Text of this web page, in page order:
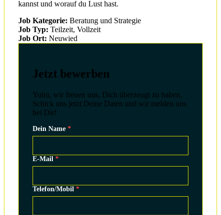
kannst und worauf du Lust hast.
Job Kategorie: Beratung und Strategie
Job Typ: Teilzeit Vollzeit
Job Ort: Neuwied
Jetzt bewerben
Yuhu, wir freuen uns, Dich überzeugt zu haben.
Schick uns jetzt Deine Daten und wir melden uns
bei Dir!
Dein Name *
E-Mail *
Telefon/Mobil *